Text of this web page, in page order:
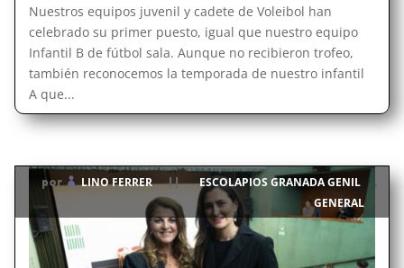
Nuestros equipos juvenil y cadete de Voleibol han
celebrado su primer puesto, igual que nuestro equipo
Infantil B de fútbol sala. Aunque no recibieron trofeo,
también reconocemos la temporada de nuestro infantil
A que...
por LINO FERRER || ESCOLAPIOS GRANADA GENIL
GENERAL